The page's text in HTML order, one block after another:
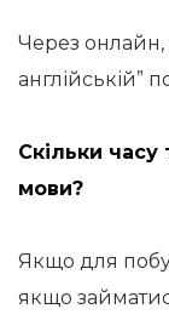
Через онлайн,
англійській”
Скільки часу
мови?
Якщо для
якщо